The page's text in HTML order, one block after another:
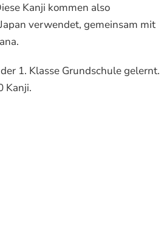
Kanji kommen also
verwendet, gemeinsam mit
1. Klasse Grundschule gelernt.
Kanji.